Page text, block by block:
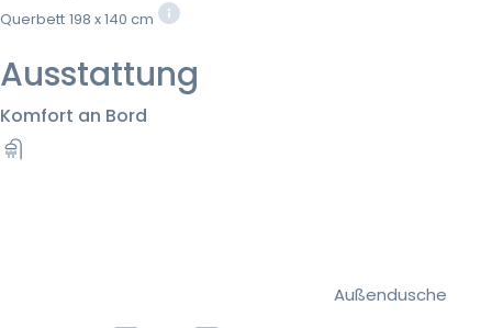
Querbett 198 x 140 cm
Ausstattung
Komfort an Bord
Außendusche